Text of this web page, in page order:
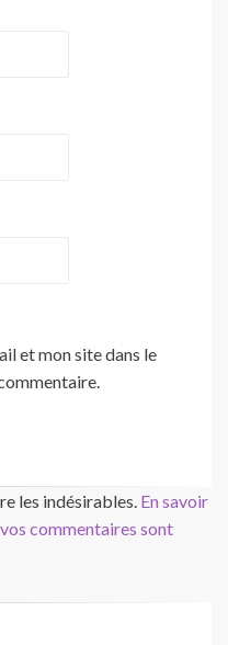
et mon site dans le
les indésirables. En savoir
commentaires sont